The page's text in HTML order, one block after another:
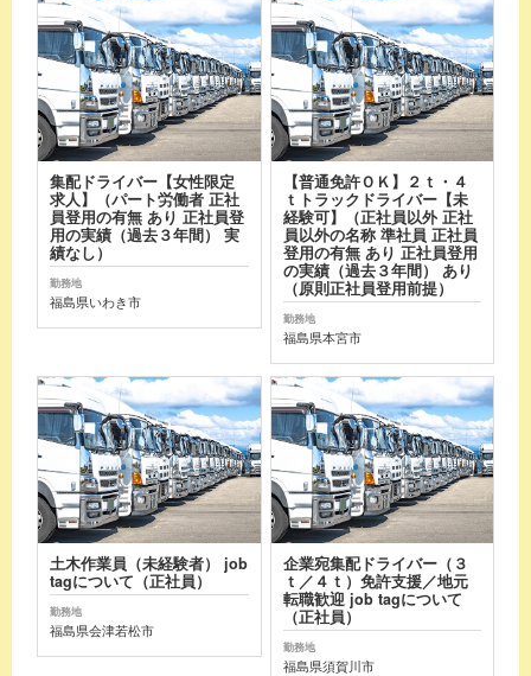
集配ドライバー【女性限定
求人】（パート労働者 正社
員登用の有無 あり 正社員登
用の実績（過去３年間） 実
績なし）
勤務地
福島県いわき市
【普通免許ＯＫ】２ｔ・４
ｔトラックドライバー【未
経験可】（正社員以外 正社
員以外の名称 準社員 正社員
登用の有無 あり 正社員登用
の実績（過去３年間） あり
（原則正社員登用前提）
勤務地
福島県本宮市
土木作業員（未経験者） job
tagについて（正社員）
勤務地
福島県会津若松市
企業宛集配ドライバー（３
ｔ／４ｔ）免許支援／地元
転職歓迎 job tagについて
（正社員）
勤務地
福島県須賀川市